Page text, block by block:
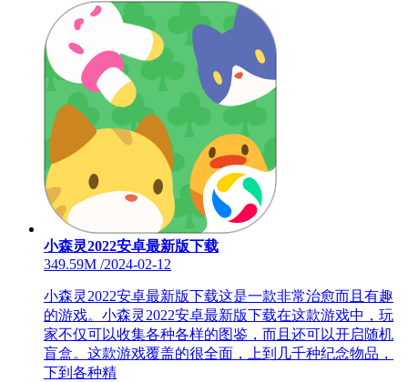
小森灵2022安卓最新版下载
349.59M /2024-02-12
小森灵2022安卓最新版下载这是一款非常治愈而且有趣
的游戏。小森灵2022安卓最新版下载在这款游戏中，玩
家不仅可以收集各种各样的图鉴，而且还可以开启随机
盲盒。这款游戏覆盖的很全面，上到几千种纪念物品，
下到各种精